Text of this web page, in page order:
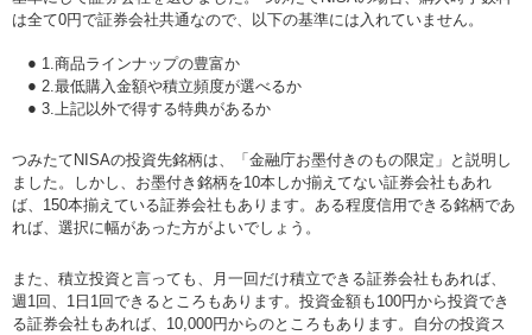
は全て0円で証券会社共通なので、以下の基準には入れていません。
1.商品ラインナップの豊富か
2.最低購入金額や積立頻度が選べるか
3.上記以外で得する特典があるか
つみたてNISAの投資先銘柄は、「金融庁お墨付きのもの限定」と説明し
ました。しかし、お墨付き銘柄を10本しか揃えてない証券会社もあれ
ば、150本揃えている証券会社もあります。ある程度信用できる銘柄であ
れば、選択に幅があった方がよいでしょう。
また、積立投資と言っても、月一回だけ積立できる証券会社もあれば、
週1回、1日1回できるところもあります。投資金額も100円から投資でき
る証券会社もあれば、10,000円からのところもあります。自分の投資ス